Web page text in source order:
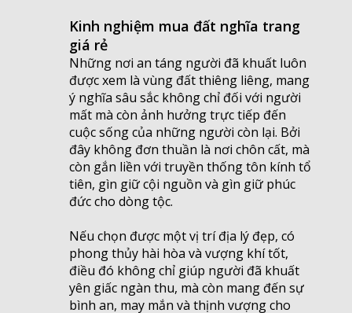
Kinh nghiệm mua đất nghĩa trang
giá rẻ
Những nơi an táng người đã khuất luôn
được xem là vùng đất thiêng liêng, mang
ý nghĩa sâu sắc không chỉ đối với người
mất mà còn ảnh hưởng trực tiếp đến
cuộc sống của những người còn lại. Bởi
đây không đơn thuần là nơi chôn cất, mà
còn gắn liền với truyền thống tôn kính tổ
tiên, gìn giữ cội nguồn và gìn giữ phúc
đức cho dòng tộc.
Nếu chọn được một vị trí địa lý đẹp, có
phong thủy hài hòa và vượng khí tốt,
điều đó không chỉ giúp người đã khuất
yên giấc ngàn thu, mà còn mang đến sự
bình an, may mắn và thịnh vượng cho